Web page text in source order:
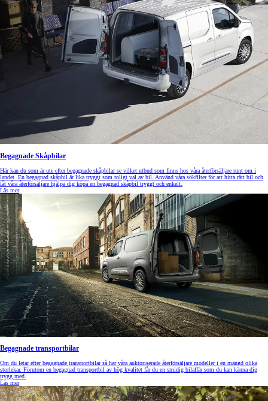
Begagnade Skåpbilar
Här kan du som är ute efter begagnade skåpbilar se vilket utbud som finns hos våra återförsäljare runt om i
landet. En begagnad skåpbil är lika tryggt som roligt val av bil. Använd våra sökfilter för att hitta rätt bil och
låt våra återförsäljare hjälpa dig köpa en begagnad skåpbil tryggt och enkelt.
Läs mer
Begagnade transportbilar
Om du letar efter begagnade transportbilar så har våra auktoriserade återförsäljare modeller i en mängd olika
storlekar. Förutom en begagnad transportbil av hög kvalitet får du en smidig bilaffär som du kan känna dig
trygg med.
Läs mer